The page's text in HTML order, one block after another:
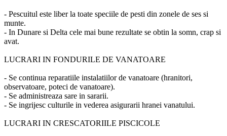
- Pescuitul este liber la toate speciile de pesti din zonele de ses si
munte.
- In Dunare si Delta cele mai bune rezultate se obtin la somn, crap si
avat.
LUCRARI IN FONDURILE DE VANATOARE
- Se continua reparatiile instalatiilor de vanatoare (hranitori,
observatoare, poteci de vanatoare).
- Se administreaza sare in sararii.
- Se ingrijesc culturile in vederea asigurarii hranei vanatului.
LUCRARI IN CRESCATORIILE PISCICOLE